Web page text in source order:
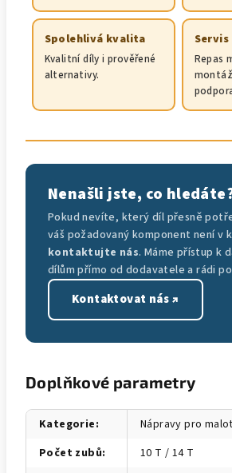
Spolehlivá kvalita
Kvalitní díly i prověřené
alternativy.
Repas
Nenašli jste, co
Pokud nevíte, který díl přesně
váš požadovaný komponent není v
kontaktujte nás. Máme přístup k
dílům přímo od dodavatele a rádi
Kontaktovat nás ↗
Doplňkové parametry
Kategorie:
Nápravy pro
Počet zubů:
10 T / 14 T